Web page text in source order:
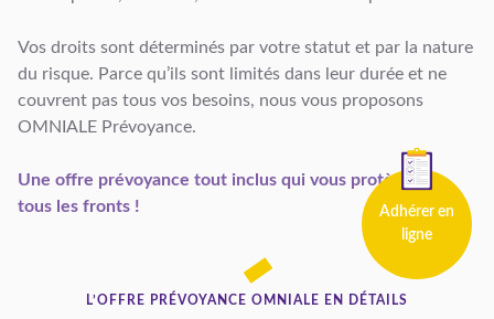
Adhérer en
ligne
Vos droits sont déterminés par votre statut et par la nature
du risque. Parce qu’ils sont limités dans leur durée et ne
couvrent pas tous vos besoins, nous vous proposons
OMNIALE Prévoyance.
Une offre prévoyance tout inclus qui vous protège sur
tous les fronts !
L’OFFRE PRÉVOYANCE OMNIALE EN DÉTAILS